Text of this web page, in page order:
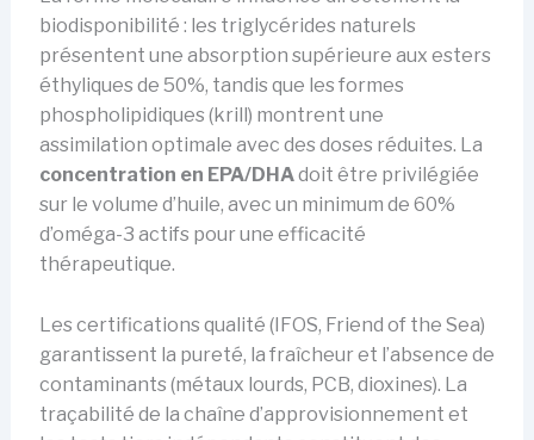
biodisponibilité : les triglycérides naturels
présentent une absorption supérieure aux esters
éthyliques de 50%, tandis que les formes
phospholipidiques (krill) montrent une
assimilation optimale avec des doses réduites. La
concentration en EPA/DHAdoit être privilégiée
sur le volume d’huile, avec un minimum de 60%
d’oméga-3 actifs pour une efficacité
thérapeutique.
Les certifications qualité (IFOS, Friend of the Sea)
garantissent la pureté, la fraîcheur et l’absence de
contaminants (métaux lourds, PCB, dioxines). La
traçabilité de la chaîne d’approvisionnement et